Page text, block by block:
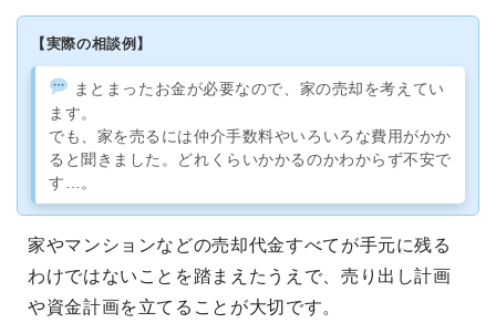
【実際の相談例】
まとまったお金が必要なので、家の売却を考えてい
ます。
でも、家を売るには仲介手数料やいろいろな費用がかか
ると聞きました。どれくらいかかるのかわからず不安で
す…。
家やマンションなどの売却代金すべてが手元に残る
わけではないことを踏まえたうえで、売り出し計画
や資金計画を立てることが大切です。